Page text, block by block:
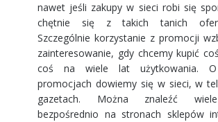
nawet jeśli zakupy w sieci robi się
chętnie się z takich tanich
Szczególnie korzystanie z promocji
zainteresowanie, gdy chcemy kupić
coś na wiele lat użytkowania. O
promocjach dowiemy się w sieci, w
gazetach. Można znaleźć
bezpośrednio na stronach sklepów